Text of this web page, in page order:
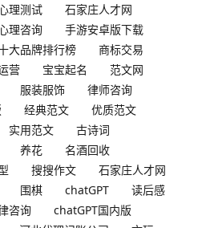
理测试
石家庄人才网
理咨询
手游安卓版下载
大品牌排行榜
商标交易
营 宝宝起名
范文网
服装服饰
律师咨询
经典范文
优质范文
实用范文
古诗词
养花
名酒回收
搜搜作文
石家庄人才网
围棋 chatGPT
读后感
咨询
chatGPT国内版